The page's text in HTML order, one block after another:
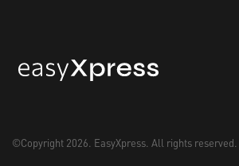
©Copyright 2026. EasyXpress. All rights reserved.